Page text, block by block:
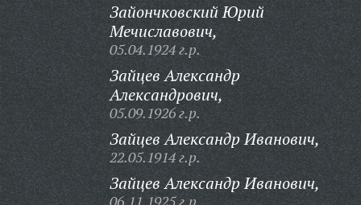
Зайончковский Юрий
Мечиславович,
05.04.1924 г.р.
Зайцев Александр
Александрович,
05.09.1926 г.р.
Зайцев Александр Иванович,
22.05.1914 г.р.
Зайцев Александр Иванович,
06.11.1925 г.р.